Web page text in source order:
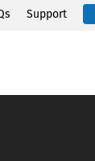
Support